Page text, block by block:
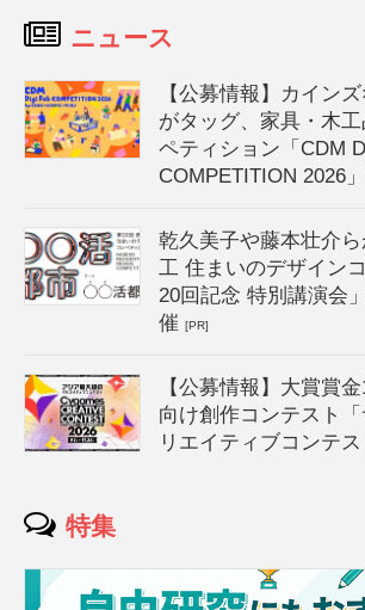
ニュース
【公募情報】カイン
がタッグ、家具・木
ペティション「CDM
COMPETITION 2026
乾久美子や藤本壮介
工 住まいのデザイン
20回記念 特別講演会
催[PR]
【公募情報】大賞賞
向け創作コンテスト
リエイティブコンテ
特集